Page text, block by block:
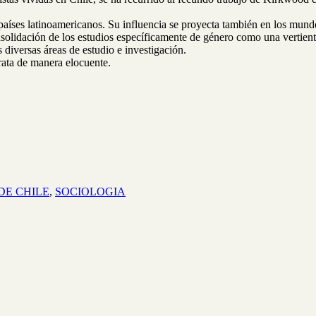
latinoamericanos. Su influencia se proyecta también en los
de los estudios específicamente de género como una
áreas de estudio e investigación.
de manera elocuente.
CHILE, SOCIOLOGIA